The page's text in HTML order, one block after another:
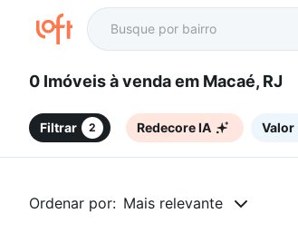
0 Imóveis à venda em Macaé, RJ
Filtrar 2 Redecore IA Valor
Ordenar por: Mais relevante